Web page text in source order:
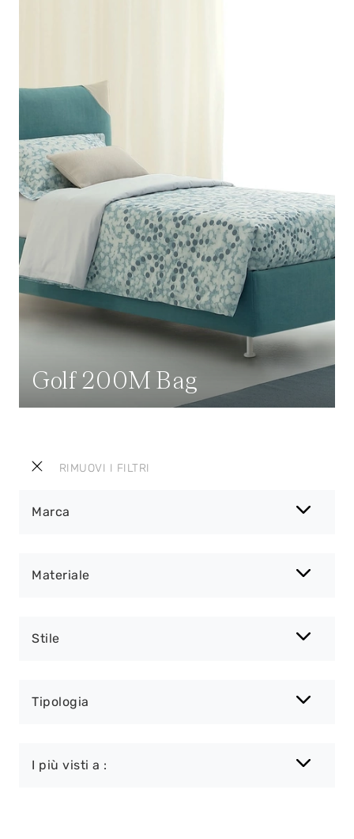
RIMUOVI I FILTRI
Marca
Materiale
Stile
Tipologia
I più visti a :
Golf 200M Bag